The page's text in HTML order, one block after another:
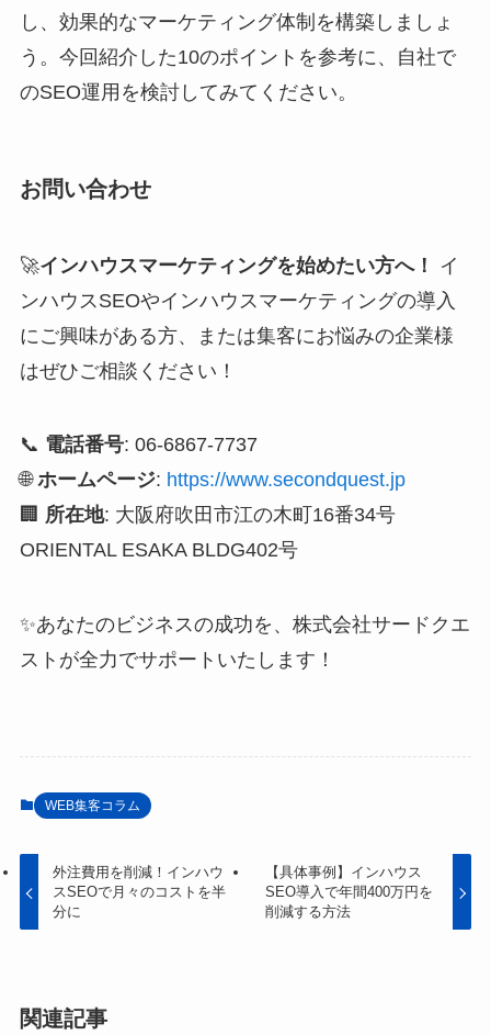
し、効果的なマーケティング体制を構築しましょ
う。今回紹介した10のポイントを参考に、自社で
のSEO運用を検討してみてください。
お問い合わせ
🚀インハウスマーケティングを始めたい方へ！
イ
ンハウスSEOやインハウスマーケティングの導入
にご興味がある方、または集客にお悩みの企業様
はぜひご相談ください！
📞 電話番号: 06-6867-7737
🌐ホームページ: https://www.secondquest.jp
🏢 所在地: 大阪府吹田市江の木町16番34号
ORIENTAL ESAKA BLDG402号
✨あなたのビジネスの成功を、株式会社サードクエ
ストが全力でサポートいたします！
WEB集客コラム
外注費用を削減！インハウ
スSEOで月々のコストを半
分に
【具体事例】インハウス
SEO導入で年間400万円を
削減する方法
関連記事